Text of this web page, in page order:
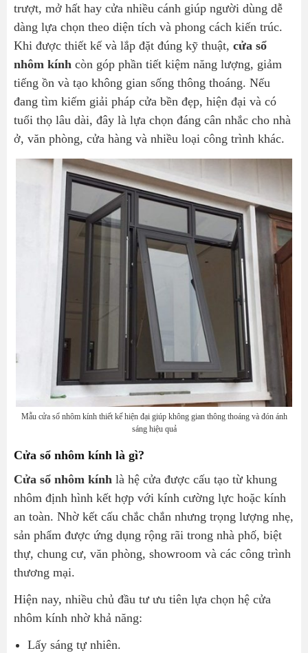
Khả năng lấy sáng vượt trội
Cách âm và cách nhiệt tốt
Tính thẩm mỹ cao
Dễ vệ sinh
Nhược điểm của cửa sổ nhôm kính
Ứng dụng thực tế của cửa sổ nhôm kính
Kinh nghiệm lựa chọn cửa sổ nhôm kính
Chọn hệ nhôm phù hợp
Chọn loại kính phù hợp
Quan tâm đến phụ kiện
Lựa chọn đơn vị thi công uy tín
Bảng so sánh một số loại cửa sổ nhôm kính
Báo giá cửa sổ nhôm kính tham khảo
Câu hỏi thường gặp
1. Cửa sổ nhôm kính có bền không?
2. Nên chọn cửa sổ mở quay hay mở trượt?
3. Cửa sổ nhôm kính có cách âm tốt không?
4. Bao lâu nên bảo dưỡng cửa sổ nhôm kính?
5. Báo giá cửa sổ nhôm kính được tính theo những
trượt, mở hất hay cửa nhiều cánh giúp người dùng dễ
dàng lựa chọn theo diện tích và phong cách kiến trúc.
Khi được thiết kế và lắp đặt đúng kỹ thuật, cửa sổ
nhôm kính còn góp phần tiết kiệm năng lượng, giảm
tiếng ồn và tạo không gian sống thông thoáng. Nếu
đang tìm kiếm giải pháp cửa bền đẹp, hiện đại và có
tuổi thọ lâu dài, đây là lựa chọn đáng cân nhắc cho nhà
ở, văn phòng, cửa hàng và nhiều loại công trình khác.
Mẫu cửa sổ nhôm kính thiết kế hiện đại giúp không gian thông thoáng và đón ánh
sáng hiệu quả
Cửa sổ nhôm kính là gì?
Cửa sổ nhôm kính là hệ cửa được cấu tạo từ khung
nhôm định hình kết hợp với kính cường lực hoặc kính
an toàn. Nhờ kết cấu chắc chắn nhưng trọng lượng nhẹ,
sản phẩm được ứng dụng rộng rãi trong nhà phố, biệt
thự, chung cư, văn phòng, showroom và các công trình
thương mại.
Hiện nay, nhiều chủ đầu tư ưu tiên lựa chọn hệ cửa
nhôm kính nhờ khả năng:
Lấy sáng tự nhiên.